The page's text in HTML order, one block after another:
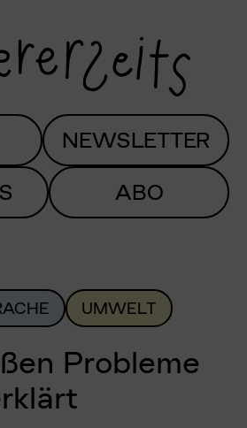
NEWSLETTER
ABO
UMWELT
Probleme